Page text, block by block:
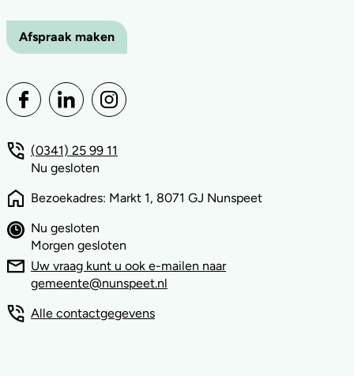
Afspraak maken
(0341) 25 99 11
Nu gesloten
Bezoekadres: Markt 1, 8071 GJ Nunspeet
Nu gesloten
Morgen gesloten
Uw vraag kunt u ook e-mailen naar
gemeente@nunspeet.nl
Alle contactgegevens